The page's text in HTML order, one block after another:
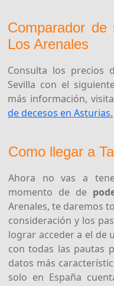
Comparador
Los Arenales
Consulta los precios
Sevilla con el
más información,
de decesos en Asturias.
Como llegar a
Ahora no vas a
momento de de
Arenales, te daremos
consideración y los
lograr acceder a el de
con todas las pautas
datos más
solo en España